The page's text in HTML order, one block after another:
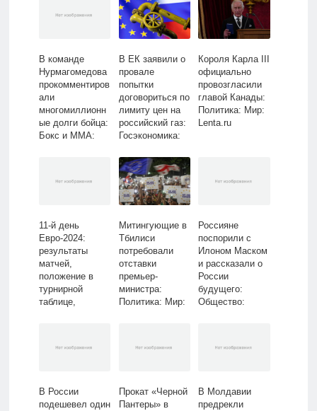
В команде
Нурмагомедова
прокомментиров
али
многомиллионн
ые долги бойца:
Бокс и ММА:
В ЕК заявили о
провале
попытки
договориться по
лимиту цен на
российский газ:
Госэкономика:
Lenta.ru
Короля Карла III
официально
провозгласили
главой Канады:
Политика: Мир:
Lenta.ru
11-й день
Евро-2024:
результаты
матчей,
положение в
турнирной
таблице,
Lenta.ru
Митингующие в
Тбилиси
потребовали
отставки
премьер-
министра:
Политика: Мир:
Россияне
поспорили с
Илоном Маском
и рассказали о
России
будущего:
Общество:
В России
подешевел один
Прокат «Черной
Пантеры» в
В Молдавии
предрекли